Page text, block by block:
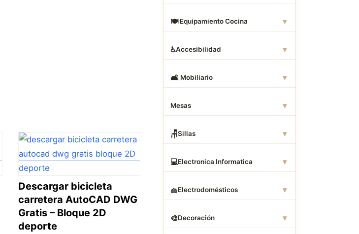
Descargar bicicleta
carretera AutoCAD DWG
Gratis – Bloque 2D
deporte
🍽️ Equipamiento Cocina ▾
♿Accesibilidad ▾
🛋 ️ Mobiliario ▾
Mesas ▾
🪑Sillas ▾
💻Electronica Informatica ▾
🧺Electrodomésticos ▾
🎨Decoración ▾